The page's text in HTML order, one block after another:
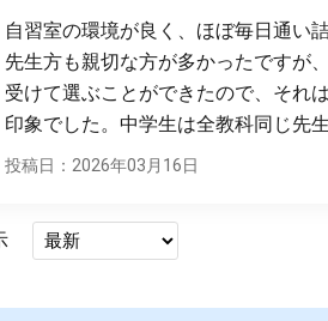
自習室の環境が良く、ほぼ毎日通い
先生方も親切な方が多かったですが
受けて選ぶことができたので、それ
印象でした。中学生は全教科同じ先
投稿日：2026年03月16日